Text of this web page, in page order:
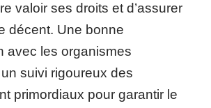
valoir ses droits et d’assurer
décent. Une bonne
avec les organismes
suivi rigoureux des
primordiaux pour garantir le